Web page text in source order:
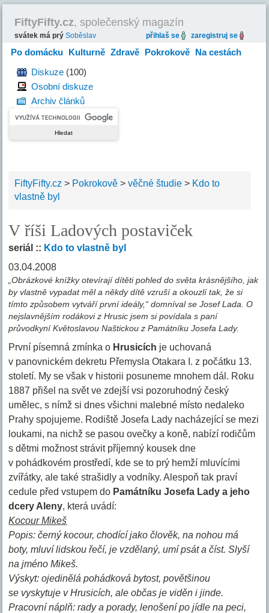
FiftyFifty.cz, společenský magazín
svátek má prýSoběslav přihlaš se zaregistruj se
Po domácku Kulturně Zdravě Pokrokově Na cestách
HravěDiskuze (100)
Osobní diskuze
Archiv článků
FiftyFifty.cz > Pokrokově >věčné študie > Kdo to
vlastně byl
V říši Ladových postaviček
seriál :: Kdo to vlastně byl
03.04.2008
„Obrázkové knížky otevírají dítěti pohled do světa krásnějšího, jak
by vlastně vypadat měl a někdy dítě vzruší a okouzlí tak, že si
tímto způsobem vytváří první ideály,“ domníval se Josef Lada. O
nejslavnějším rodákovi z Hrusic jsem si povídala s paní
průvodkyní Květoslavou Naštickou z Památníku Josefa Lady.
První písemná zmínka o Hrusicích je uchovaná
v panovnickém dekretu Přemysla Otakara I. z počátku 13.
století. My se však v historii posuneme mnohem dál. Roku
1887 přišel na svět ve zdejší vsi pozoruhodný český
umělec, s nímž si dnes všichni malebné místo nedaleko
Prahy spojujeme. Rodiště Josefa Lady nacházející se mezi
loukami, na nichž se pasou ovečky a koně, nabízí rodičům
s dětmi možnost strávit příjemný kousek dne
v pohádkovém prostředí, kde se to prý hemží mluvícími
zvířátky, ale také strašidly a vodníky. Alespoň tak praví
cedule před vstupem do Památníku Josefa Lady a jeho
dcery Aleny, která uvádí:
Kocour Mikeš
Popis: černý kocour, chodící jako člověk, na nohou má
boty, mluví lidskou řečí, je vzdělaný, umí psát a číst. Slyší
na jméno Mikeš.
Výskyt: ojedinělá pohádková bytost, povětšinou
se vyskytuje v Hrusicích, ale občas je viděn i jinde.
Pracovní náplň: rady a porady, lenošení po jídle na peci,